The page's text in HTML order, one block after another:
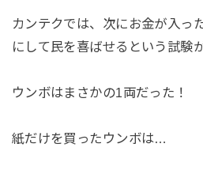
カンテクでは、次にお金が入っ
にして民を喜ばせるという試験
ウンボはまさかの1両だった！
紙だけを買ったウンボは…